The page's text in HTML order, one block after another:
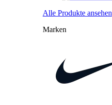
Alle Produkte ansehen
Marken